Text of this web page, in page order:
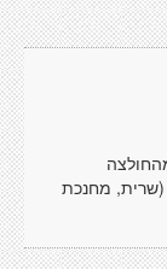
(שרית, מחנכת